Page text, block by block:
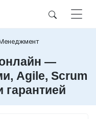
—
Agile, Scrum
гарантией